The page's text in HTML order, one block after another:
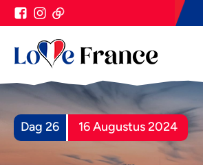
Dag 26 16 Augustus 2024